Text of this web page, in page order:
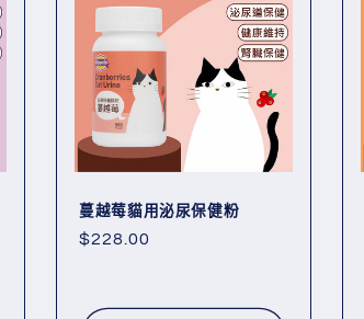
蔓越莓貓用泌尿保健粉
定
$228.00